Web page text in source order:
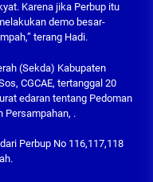
Karena jika Perbup itu
demo besar-
terang Hadi.
(Sekda) Kabupaten
CGCAE, tertanggal 20
edaran tentang Pedoman
Persampahan, .
Perbup No 116,117,118